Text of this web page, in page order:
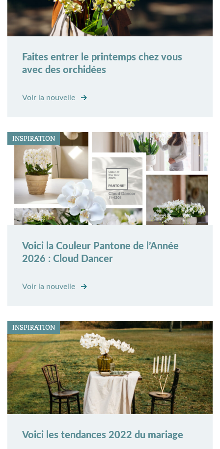
Faites entrer le printemps chez vous
avec des orchidées
Voir la nouvelle
INSPIRATION
Voici la Couleur Pantone de l’Année
2026 : Cloud Dancer
Voir la nouvelle
INSPIRATION
Voici les tendances 2022 du mariage